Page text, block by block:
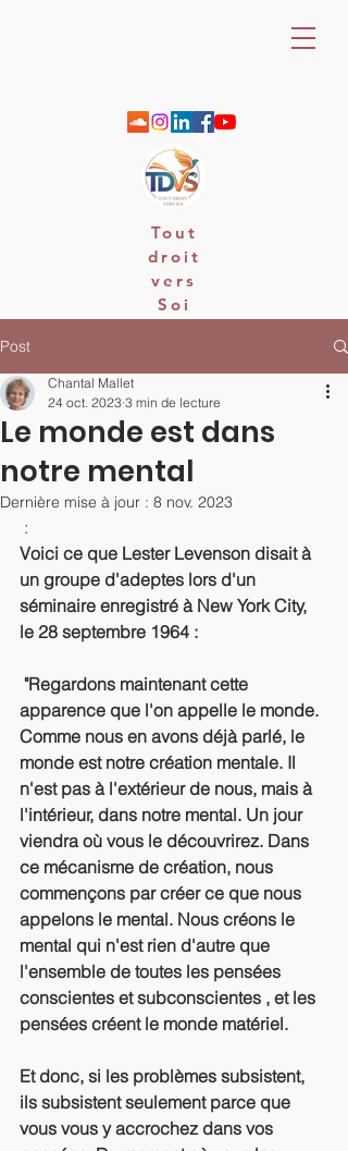
Tout
droit
vers
Soi
Post
Le monde est dans
notre mental
Chantal Mallet
24 oct. 2023 3 min de lecture
Dernière mise à jour : 8 nov. 2023
:
Voici ce que Lester Levenson disait à
un groupe d'adeptes lors d'un
séminaire enregistré à New York City,
le 28 septembre 1964 :
apparence que l'on appelle le monde.
Comme nous en avons déjà parlé, le
monde est notre création mentale. Il
n'est pas à l'extérieur de nous, mais à
l'intérieur, dans notre mental. Un jour
viendra où vous le découvrirez. Dans
ce mécanisme de création, nous
commençons par créer ce que nous
appelons le mental. Nous créons le
mental qui n'est rien d'autre que
l'ensemble de toutes les pensées
conscientes et subconscientes , et les
pensées créent le monde matériel.
Et donc, si les problèmes subsistent,
ils subsistent seulement parce que
vous vous y accrochez dans vos